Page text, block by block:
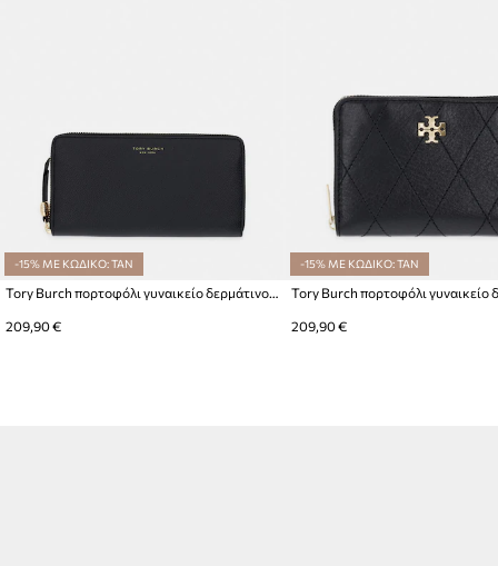
-15% ΜΕ ΚΩΔΙΚΟ: TAN
Tory Burch πορτοφόλι γυναικείο δερμάτινο Romy
209,90 €
-15% ΜΕ ΚΩΔΙΚΟ: TAN
209,90 €